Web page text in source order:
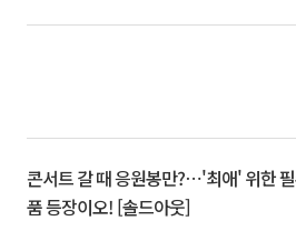
콘서트 갈 때 응원봉만?⋯'최애' 위한
품 등장이오! [솔드아웃]